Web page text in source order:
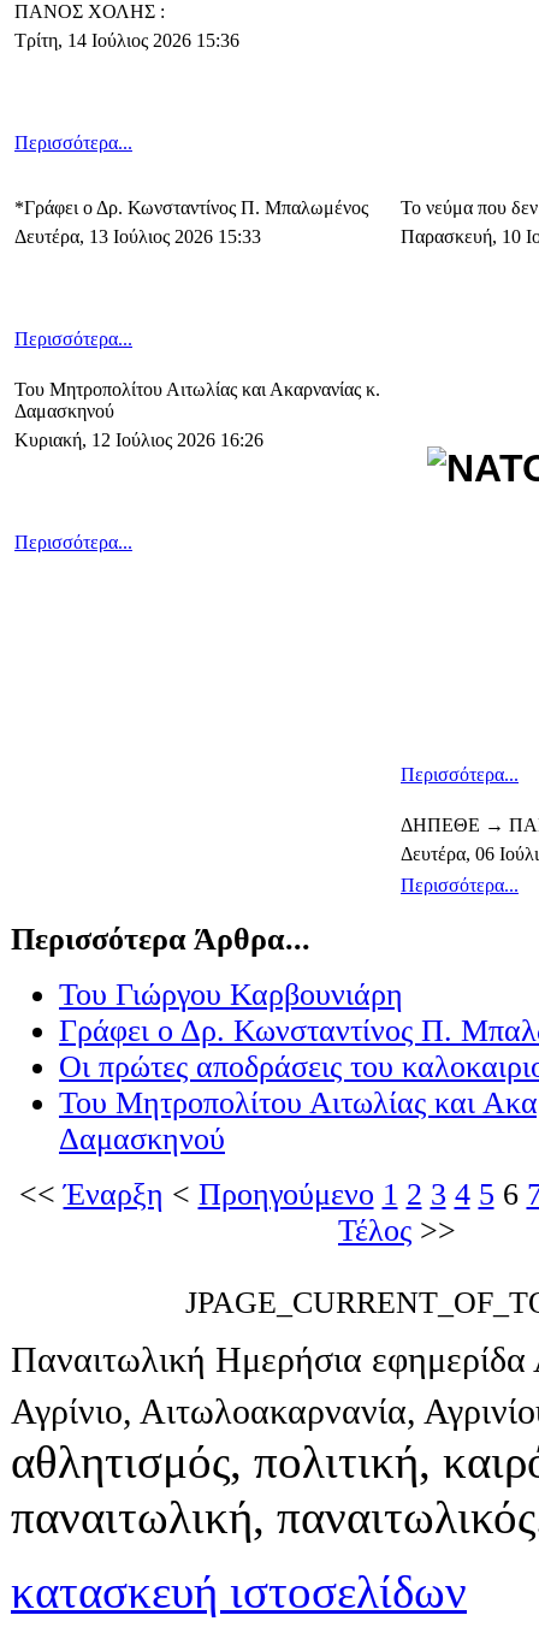
ΠΑΝΟΣ ΧΟΛΗΣ :
Τρίτη, 14 Ιούλιος 2026 15:36
Περισσότερα...
*Γράφει ο Δρ. Κωνσταντίνος Π. Μπαλωμένος
Δευτέρα, 13 Ιούλιος 2026 15:33
Περισσότερα...
Του Μητροπολίτου Αιτωλίας και Ακαρνανίας κ.
Δαμασκηνού
Κυριακή, 12 Ιούλιος 2026 16:26
Περισσότερα...
Το νεύμα που
Παρασκευή, 10
Περισσότερα...
ΔΗΠΕΘΕ →
Δευτέρα, 06
Περισσότερα...
Περισσότερα Άρθρα...
Του Γιώργου Καρβουνιάρη
Γράφει ο Δρ. Κωνσταντίνος Π.
Οι πρώτες αποδράσεις του
Του Μητροπολίτου Αιτωλίας και
Δαμασκηνού
<<Έναρξη < Προηγούμενο 1 2 3 4 5 6
Τέλος >>
Παναιτωλική Ημερήσια εφημερίδα
Αγρίνιο, Αιτωλοακαρνανία,
αθλητισμός, πολιτική,
παναιτωλική,
κατασκευή ιστοσελίδων